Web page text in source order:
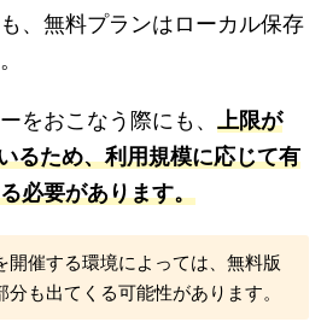
、無料プランはローカル保存
をおこなう際にも、 上限が
るため、利用規模に応じて有
必要があります。
開催する環境によっては、無料版
分も出てくる可能性があります。